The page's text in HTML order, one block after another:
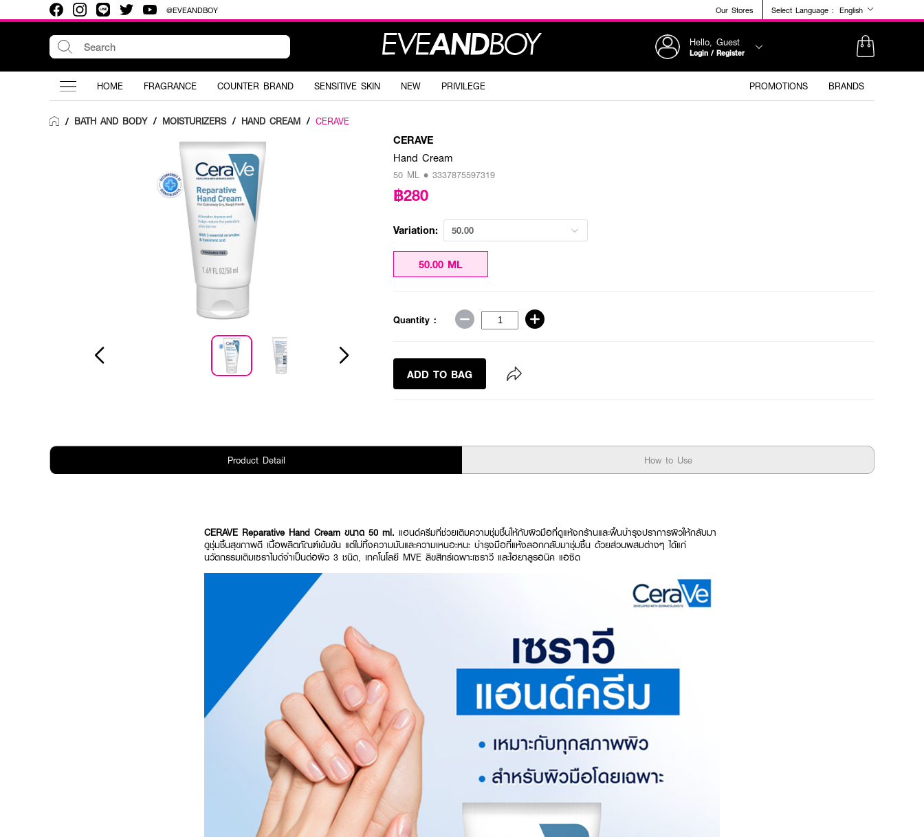
@EVEANDBOY Our Stores Select Language : English
Hello, Guest
Login / Register
HOME FRAGRANCE COUNTER BRAND SENSITIVE SKIN NEW PRIVILEGE PROMOTIONS BRANDS
/ BATH AND BODY / MOISTURIZERS / HAND CREAM / CERAVE
CERAVE
Hand Cream
50 ML • 3337875597319
฿280
Variation: 50.00
50.00 ML
Quantity :
ADD TO BAG
Product Detail How to Use
CERAVE Reparative Hand Cream ขนาด 50 ml. แฮนด์ครีมที่ช่วยเติมความชุ่มชื้นให้กับผิวมือที่ดูแห้งกร้านและฟื้นบำรุงปราการผิวให้กลับมา
ดูชุ่มชื้นสุขภาพดี เนื้อผลิตภัณฑ์เข้มข้น แต่ไม่ทิ้งความมันและความเหนอะหนะ บำรุงมือที่แห้งลอกกลับมาชุ่มชื้น ด้วยส่วนผสมต่างๆ ได้แก่
นวัตกรรมเติมเซราไมด์จำเป็นต่อผิว 3 ชนิด, เทคโนโลยี MVE ลิขสิทธ์เฉพาะเซราวี และไฮยาลูรอนิค แอซิด